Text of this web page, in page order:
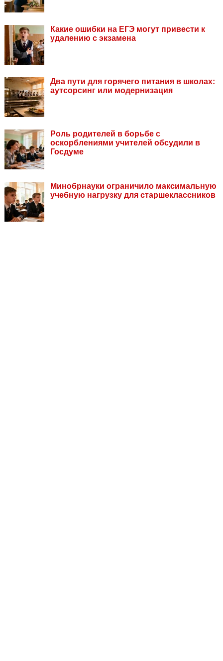
Какие ошибки на ЕГЭ могут привести к
удалению с экзамена
Два пути для горячего питания в школах:
аутсорсинг или модернизация
Роль родителей в борьбе с
оскорблениями учителей обсудили в
Госдуме
Минобрнауки ограничило максимальную
учебную нагрузку для старшеклассников